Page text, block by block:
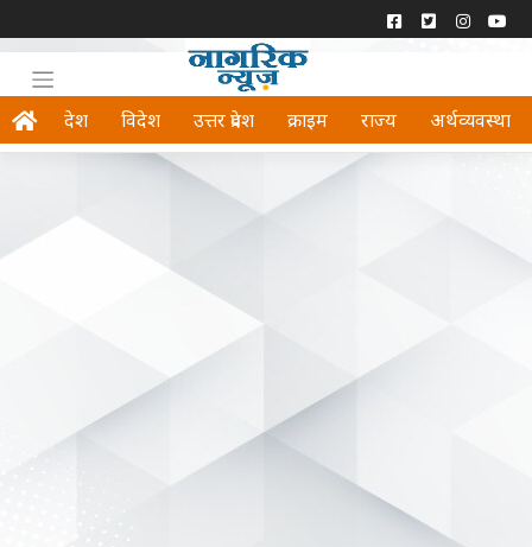
देश विदेश उत्तर प्रदेश क्राइम राज्य अर्थव्यवस्था